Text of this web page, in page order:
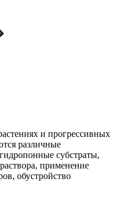
и прогрессивных
различные
субстраты,
применение
обустройство